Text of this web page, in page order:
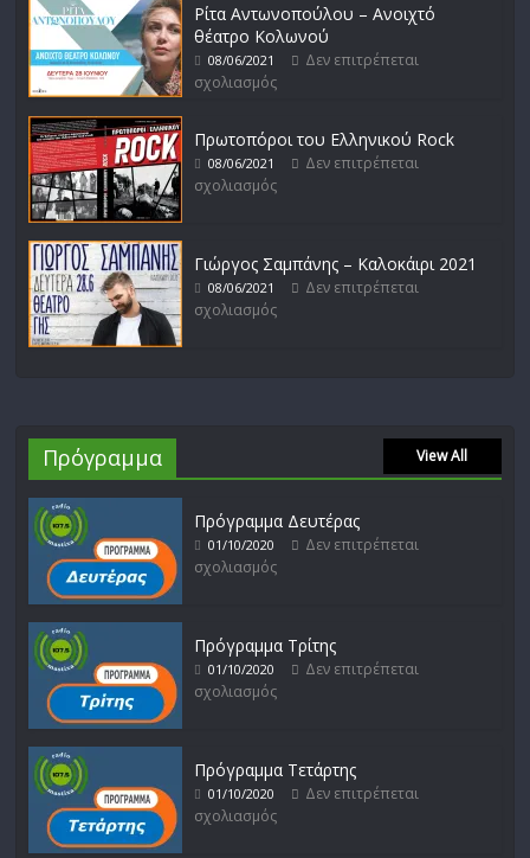
Ρίτα Αντωνοπούλου – Ανοιχτό
θέατρο Κολωνού
08/06/2021
Δεν επιτρέπεται
σχολιασμός
Πρωτοπόροι του Ελληνικού Rock
08/06/2021
Δεν επιτρέπεται
σχολιασμός
Γιώργος Σαμπάνης – Καλοκάιρι 2021
08/06/2021
Δεν επιτρέπεται
σχολιασμός
Πρόγραμμα View All
Πρόγραμμα Δευτέρας
01/10/2020
Δεν επιτρέπεται
σχολιασμός
Πρόγραμμα Τρίτης
01/10/2020
Δεν επιτρέπεται
σχολιασμός
Πρόγραμμα Τετάρτης
01/10/2020
Δεν επιτρέπεται
σχολιασμός